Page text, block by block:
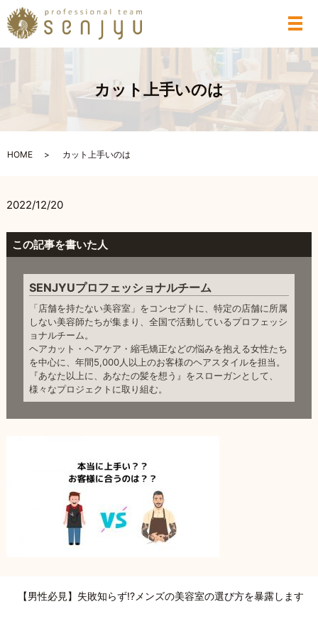
メ
カット上手いのは
HOME カット上手いのは
2022/12/20
この記事を書いた人
SENJYUプロフェッショナルチーム
「店舗を持たない美容室」をコンセプトに、特定の店舗に所属
しない美容師たちが集まり、全国で活動しているプロフェッシ
ョナルチーム。
ヘアカット・ヘアケア・縮毛矯正などの悩みを抱える女性たち
を中心に、年間5,000人以上のお客様のヘアスタイルを担当。
『あなた以上に、あなたの髪を想う』をスローガンとして、
様々なプロジェクトに取り組む。
【男性必見】失敗知らず!?メンズの美容室の選び方を暴露します